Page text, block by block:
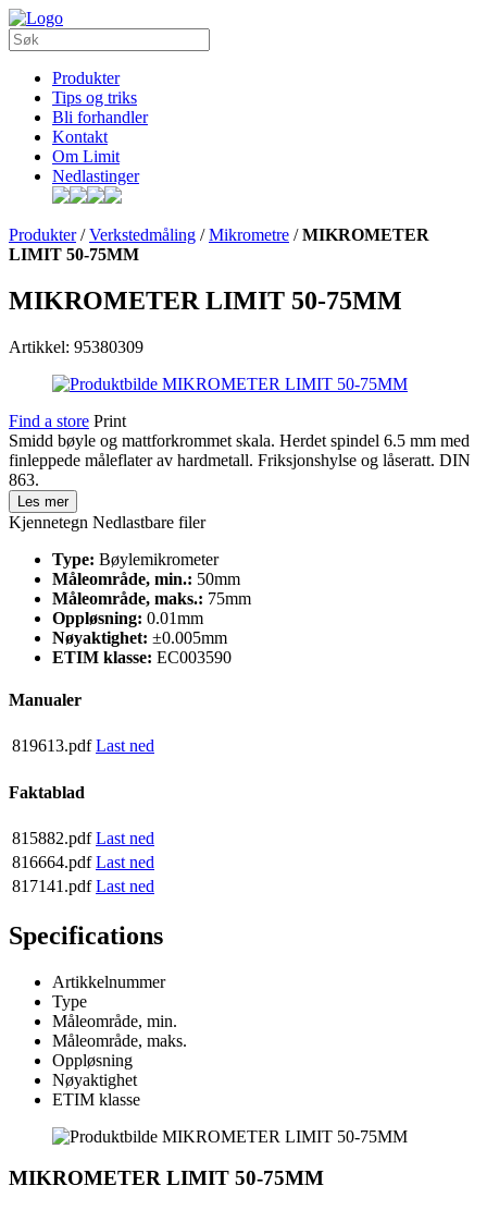
Produkter
Tips og triks
Bli forhandler
Kontakt
Om Limit
Nedlastinger
Produkter/Verkstedmåling /Mikrometre /MIKROMETER
LIMIT 50-75MM
MIKROMETER LIMIT 50-75MM
Artikkel: 95380309
Find a store Print
Smidd bøyle og mattforkrommet skala. Herdet spindel 6.5 mm med
finleppede måleflater av hardmetall. Friksjonshylse og låseratt. DIN
863.
Les mer
Kjennetegn Nedlastbare filer
Type: Bøylemikrometer
Måleområde, min.: 50mm
Måleområde, maks.: 75mm
Oppløsning: 0.01mm
Nøyaktighet: ±0.005mm
ETIM klasse: EC003590
Manualer
819613.pdf Last ned
Faktablad
815882.pdf Last ned
816664.pdf Last ned
817141.pdf Last ned
Specifications
Artikkelnummer
Type
Måleområde, min.
Måleområde, maks.
Oppløsning
Nøyaktighet
ETIM klasse
MIKROMETER LIMIT 50-75MM